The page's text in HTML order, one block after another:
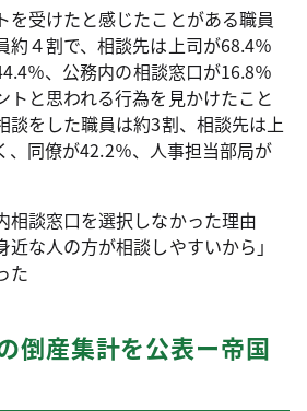
受けたと感じたことがある職員
約４割で、相談先は上司が68.4％
％、公務内の相談窓口が16.8％
トと思われる行為を見かけたこと
談をした職員は約3割、相談先は上
、同僚が42.2％、人事担当部局が
談窓口を選択しなかった理由
な人の方が相談しやすいから」
た
倒産集計を公表ー帝国